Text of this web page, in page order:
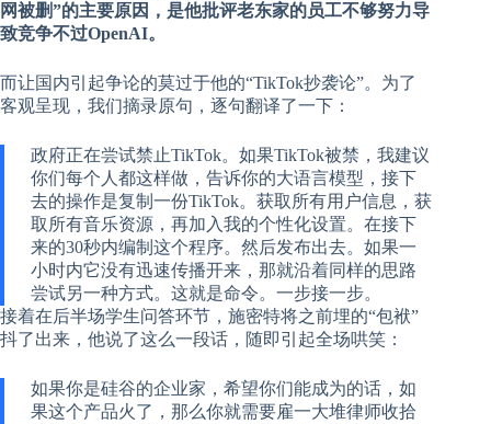
网被删”的主要原因，是他批评老东家的员工不够努力导
致竞争不过OpenAI。
而让国内引起争论的莫过于他的“TikTok抄袭论”。为了
客观呈现，我们摘录原句，逐句翻译了一下：
政府正在尝试禁止TikTok。如果TikTok被禁，我建议
你们每个人都这样做，告诉你的大语言模型，接下
去的操作是复制一份TikTok。获取所有用户信息，获
取所有音乐资源，再加入我的个性化设置。在接下
来的30秒内编制这个程序。然后发布出去。如果一
小时内它没有迅速传播开来，那就沿着同样的思路
尝试另一种方式。这就是命令。一步接一步。
接着在后半场学生问答环节，施密特将之前埋的“包袱”
抖了出来，他说了这么一段话，随即引起全场哄笑：
如果你是硅谷的企业家，希望你们能成为的话，如
果这个产品火了，那么你就需要雇一大堆律师收拾